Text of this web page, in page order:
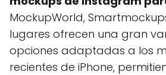
MockupWorld,
lugares ofrecen una gran
opciones adaptadas a los
recientes de iPhone,